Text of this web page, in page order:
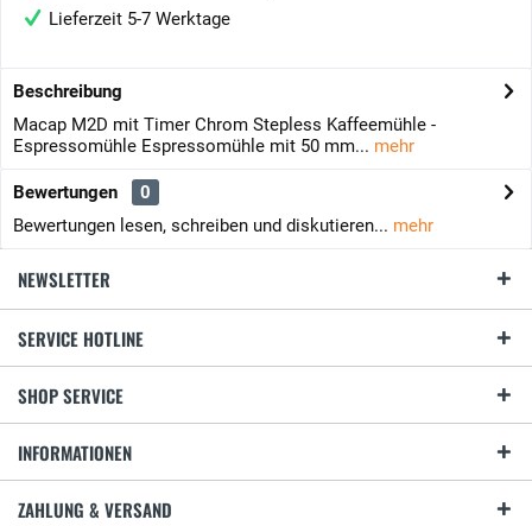
Lieferzeit 5-7 Werktage
Beschreibung
Macap M2D mit Timer Chrom Stepless Kaffeemühle -
Espressomühle Espressomühle mit 50 mm... mehr
Bewertungen
0
Bewertungen lesen, schreiben und diskutieren... mehr
NEWSLETTER
SERVICE HOTLINE
SHOP SERVICE
INFORMATIONEN
ZAHLUNG & VERSAND